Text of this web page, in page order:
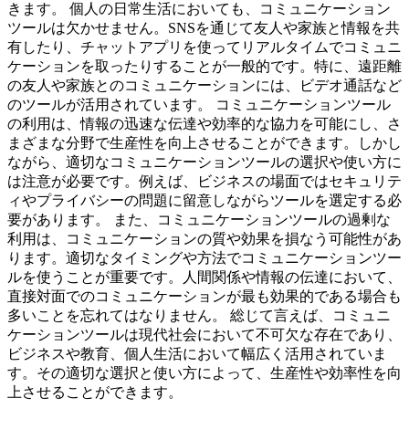
きます。 個人の日常生活においても、コミュニケーション
ツールは欠かせません。SNSを通じて友人や家族と情報を共
有したり、チャットアプリを使ってリアルタイムでコミュニ
ケーションを取ったりすることが一般的です。特に、遠距離
の友人や家族とのコミュニケーションには、ビデオ通話など
のツールが活用されています。 コミュニケーションツール
の利用は、情報の迅速な伝達や効率的な協力を可能にし、さ
まざまな分野で生産性を向上させることができます。しかし
ながら、適切なコミュニケーションツールの選択や使い方に
は注意が必要です。例えば、ビジネスの場面ではセキュリテ
ィやプライバシーの問題に留意しながらツールを選定する必
要があります。 また、コミュニケーションツールの過剰な
利用は、コミュニケーションの質や効果を損なう可能性があ
ります。適切なタイミングや方法でコミュニケーションツー
ルを使うことが重要です。人間関係や情報の伝達において、
直接対面でのコミュニケーションが最も効果的である場合も
多いことを忘れてはなりません。 総じて言えば、コミュニ
ケーションツールは現代社会において不可欠な存在であり、
ビジネスや教育、個人生活において幅広く活用されていま
す。その適切な選択と使い方によって、生産性や効率性を向
上させることができます。